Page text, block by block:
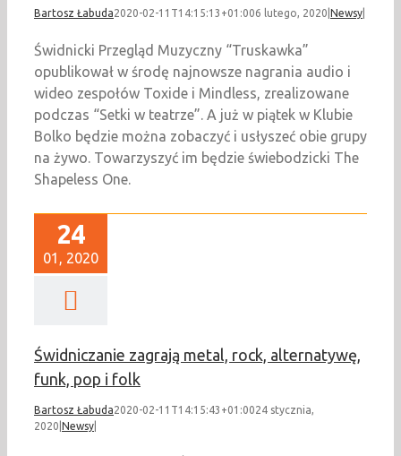
Bartosz Łabuda2020-02-11T14:15:13+01:006 lutego, 2020 Newsy
Świdnicki Przegląd Muzyczny “Truskawka”
opublikował w środę najnowsze nagrania audio i
wideo zespołów Toxide i Mindless, zrealizowane
podczas “Setki w teatrze”. A już w piątek w Klubie
Bolko będzie można zobaczyć i usłyszeć obie grupy
na żywo. Towarzyszyć im będzie świebodzicki The
Shapeless One.
24
01, 2020
Świdniczanie zagrają metal, rock, alternatywę,
funk, pop i folk
Bartosz Łabuda2020-02-11T14:15:43+01:0024 stycznia,
2020 Newsy